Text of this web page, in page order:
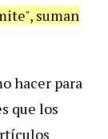
suman
hacer para
que los